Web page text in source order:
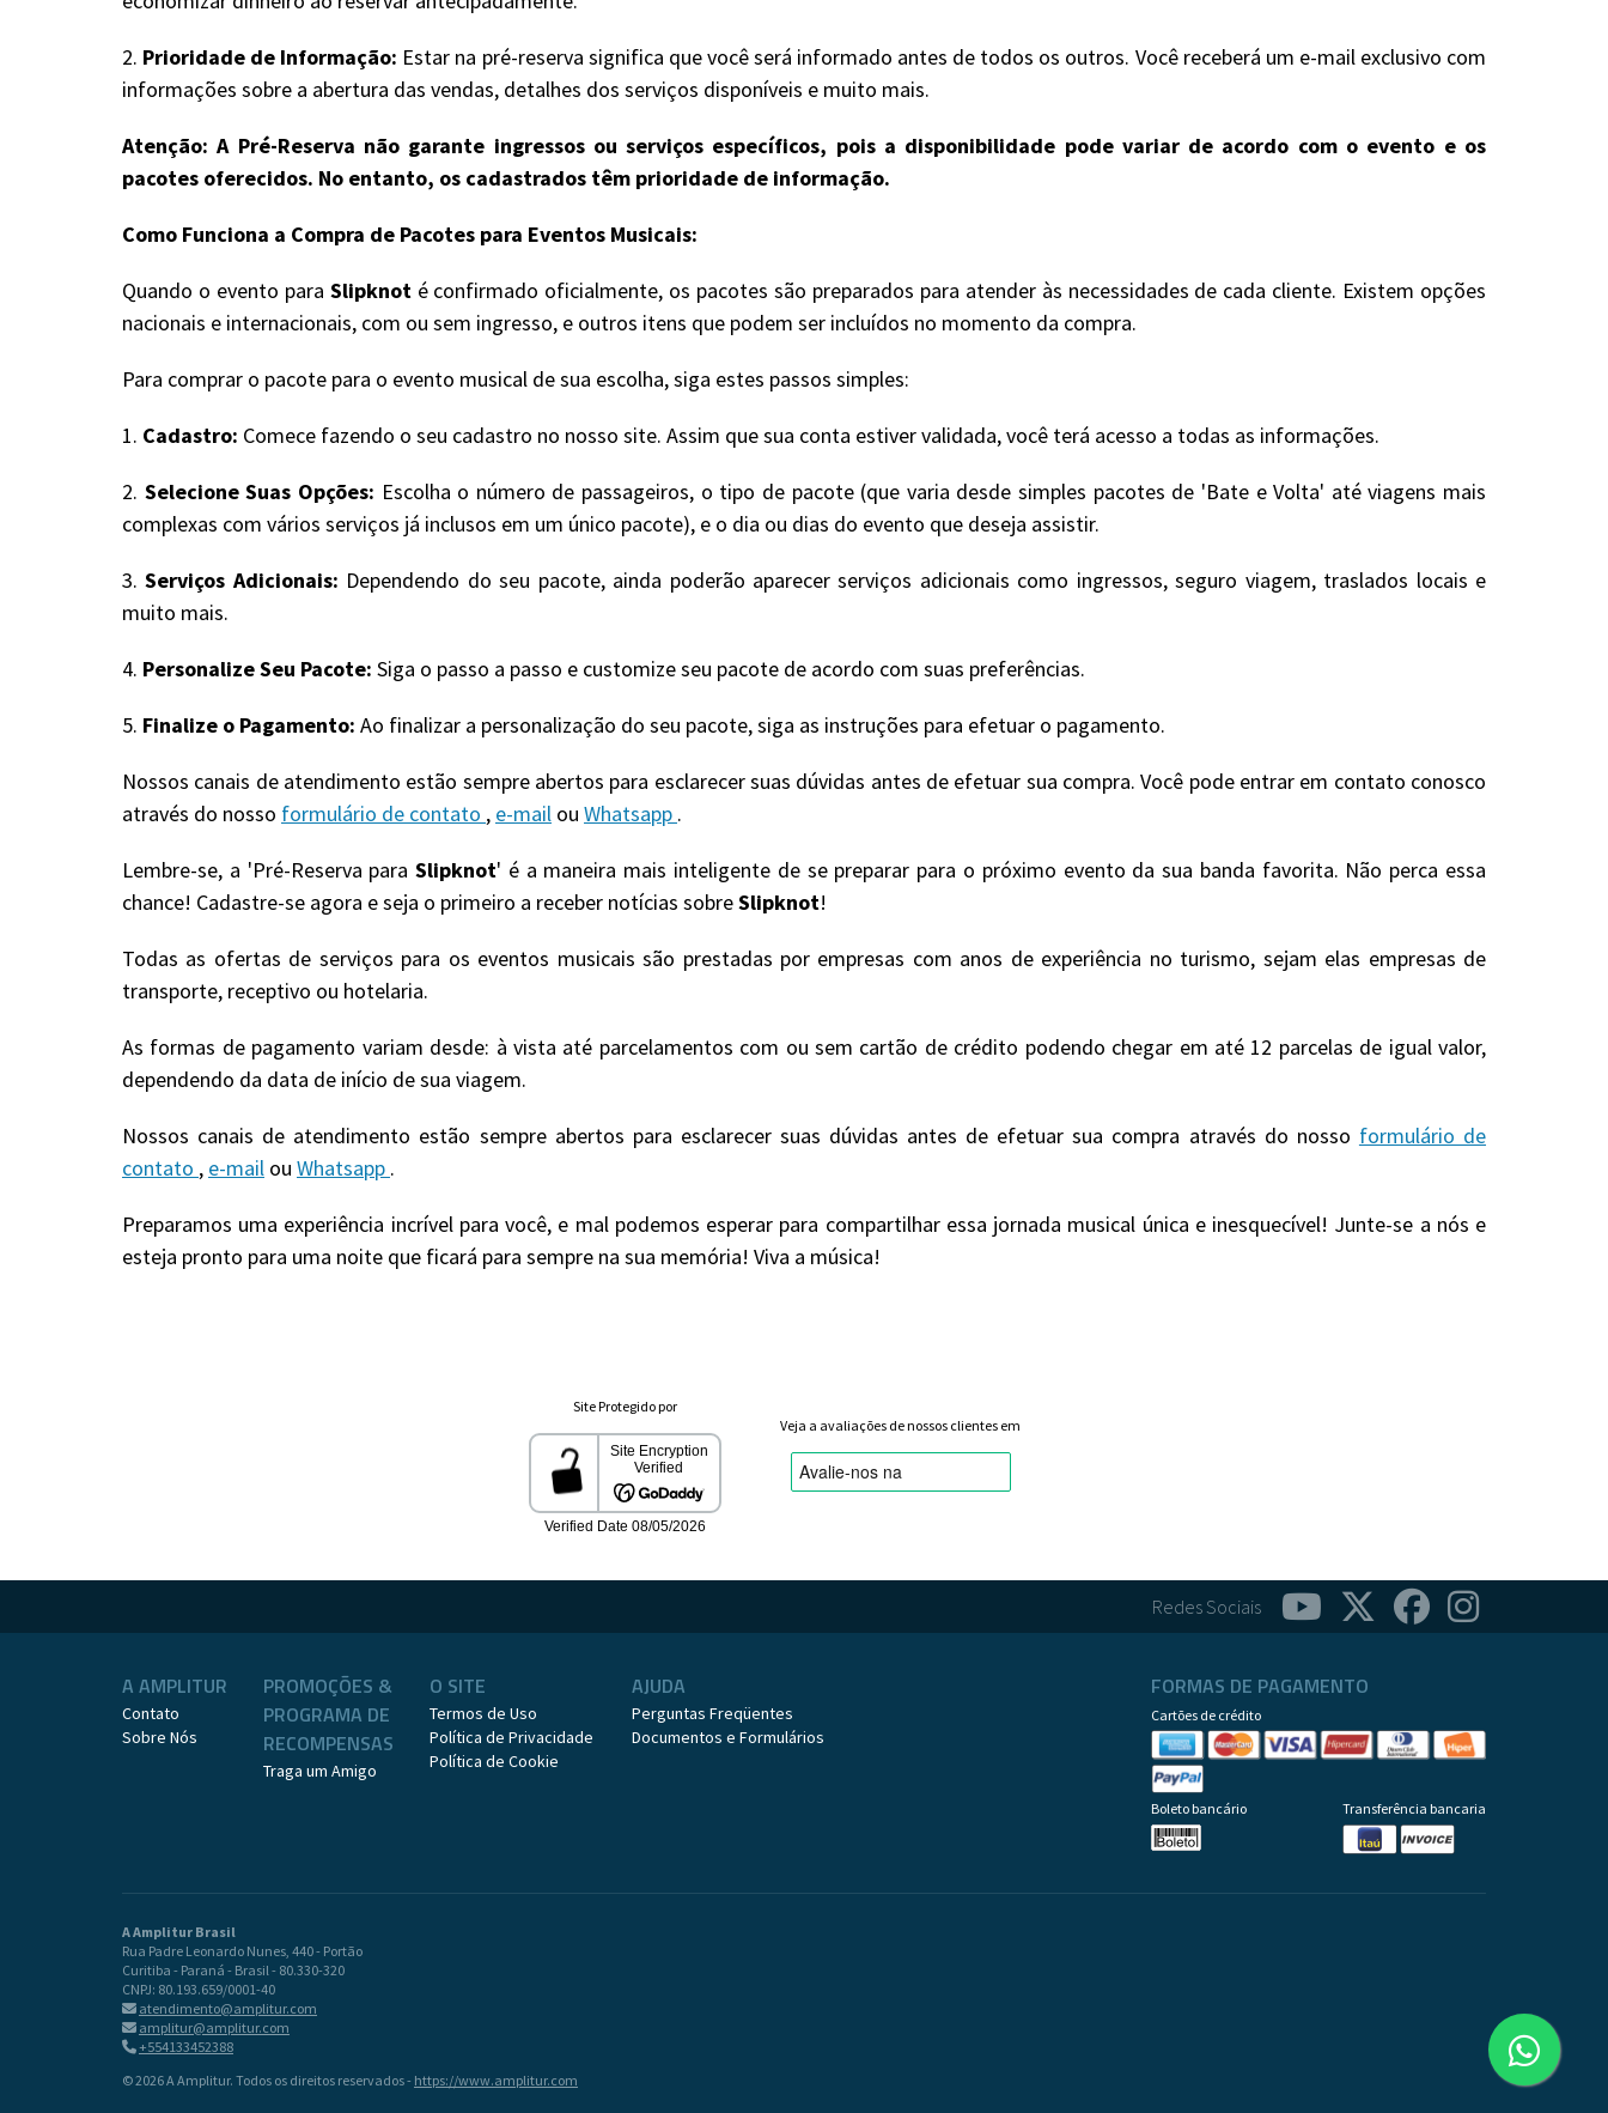
2. Prioridade de Informação: Estar na pré-reserva significa que você será informado antes de todos os outros. Você receberá um e-mail exclusivo com
informações sobre a abertura das vendas, detalhes dos serviços disponíveis e muito mais.
Atenção: A Pré-Reserva não garante ingressos ou serviços específicos, pois a disponibilidade pode variar de acordo com o evento e os
pacotes oferecidos. No entanto, os cadastrados têm prioridade de informação.
Como Funciona a Compra de Pacotes para Eventos Musicais:
Quando o evento para Slipknoté confirmado oficialmente, os pacotes são preparados para atender às necessidades de cada cliente. Existem opções
nacionais e internacionais, com ou sem ingresso, e outros itens que podem ser incluídos no momento da compra.
Para comprar o pacote para o evento musical de sua escolha, siga estes passos simples:
1. Cadastro: Comece fazendo o seu cadastro no nosso site. Assim que sua conta estiver validada, você terá acesso a todas as informações.
2. Selecione Suas Opções: Escolha o número de passageiros, o tipo de pacote (que varia desde simples pacotes de 'Bate e Volta' até viagens mais
complexas com vários serviços já inclusos em um único pacote), e o dia ou dias do evento que deseja assistir.
3.Serviços Adicionais: Dependendo do seu pacote, ainda poderão aparecer serviços adicionais como ingressos, seguro viagem, traslados locais e
muito mais.
4. Personalize Seu Pacote: Siga o passo a passo e customize seu pacote de acordo com suas preferências.
5. Finalize o Pagamento: Ao finalizar a personalização do seu pacote, siga as instruções para efetuar o pagamento.
Nossos canais de atendimento estão sempre abertos para esclarecer suas dúvidas antes de efetuar sua compra. Você pode entrar em contato conosco
através do nosso formulário de contato , e-mail ou Whatsapp .
Lembre-se, a 'Pré-Reserva paraSlipknot' é a maneira mais inteligente de se preparar para o próximo evento da sua banda favorita. Não perca essa
chance! Cadastre-se agora e seja o primeiro a receber notícias sobreSlipknot!
Todas as ofertas de serviços para os eventos musicais são prestadas por empresas com anos de experiência no turismo, sejam elas empresas de
transporte, receptivo ou hotelaria.
As formas de pagamento variam desde: à vista até parcelamentos com ou sem cartão de crédito podendo chegar em até 12 parcelas de igual valor,
dependendo da data de início de sua viagem.
Nossos canais de atendimento estão sempre abertos para esclarecer suas dúvidas antes de efetuar sua compra através do nosso formulário de
contato , e-mail ou Whatsapp .
Preparamos uma experiência incrível para você, e mal podemos esperar para compartilhar essa jornada musical única e inesquecível! Junte-se a nós e
esteja pronto para uma noite que ficará para sempre na sua memória! Viva a música!
Site Protegido por
Veja a avaliações de nossos clientes em
Redes Sociais
A AMPLITUR
Contato
Sobre Nós
PROMOÇÕES &
PROGRAMA DE
RECOMPENSAS
Traga um Amigo
O SITE
Termos de Uso
Política de Privacidade
Política de Cookie
AJUDA
Perguntas Freqüentes
Documentos e Formulários
FORMAS DE PAGAMENTO
Cartões de crédito
Boleto bancário Transferência bancaria
A Amplitur Brasil
Rua Padre Leonardo Nunes, 440 - Portão
Curitiba - Paraná - Brasil - 80.330-320
CNPJ: 80.193.659/0001-40
atendimento@amplitur.com
amplitur@amplitur.com
+554133452388
© 2026 A Amplitur. Todos os direitos reservados - https://www.amplitur.com